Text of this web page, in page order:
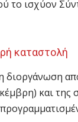
το ισχύον
καταστολή
διοργάνωση
και